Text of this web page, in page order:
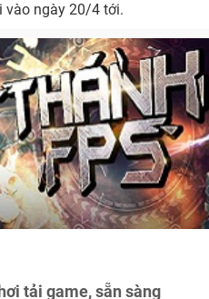
vào ngày 20/4 tới.
tải game, sẵn sàng